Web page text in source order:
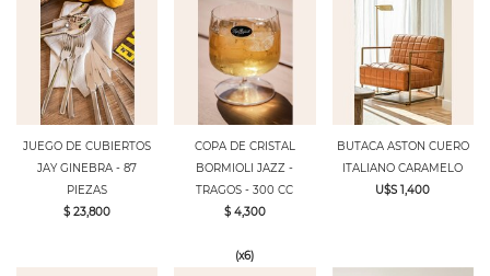
JUEGO DE CUBIERTOS
JAY GINEBRA - 87
PIEZAS
$ 23,800
COPA DE CRISTAL
BORMIOLI JAZZ -
TRAGOS - 300 CC
$ 4,300
(x6)
BUTACA ASTON CUERO
ITALIANO CARAMELO
U$S 1,400